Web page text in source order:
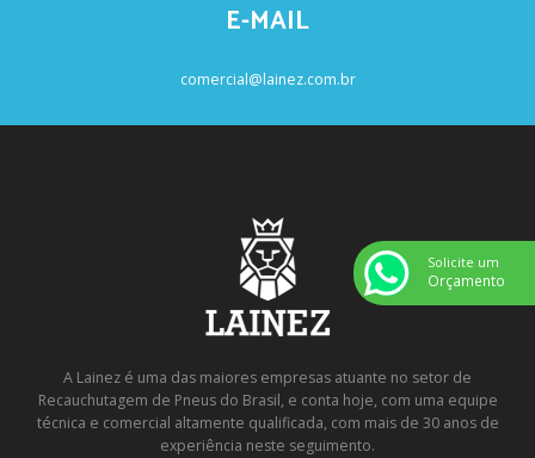
E-MAIL
comercial@lainez.com.br
A Lainez é uma das maiores empresas atuante no setor de
Recauchutagem de Pneus do Brasil, e conta hoje, com uma equipe
técnica e comercial altamente qualificada, com mais de 30 anos de
experiência neste seguimento.
Solicite um
Orçamento